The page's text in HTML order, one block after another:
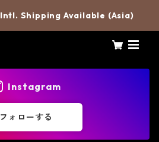
Intl. Shipping Available (Asia)
Instagram
フォローする